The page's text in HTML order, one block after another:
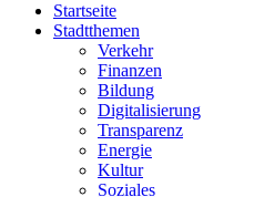
Startseite
Stadtthemen
Verkehr
Finanzen
Bildung
Digitalisierung
Transparenz
Energie
Kultur
Soziales